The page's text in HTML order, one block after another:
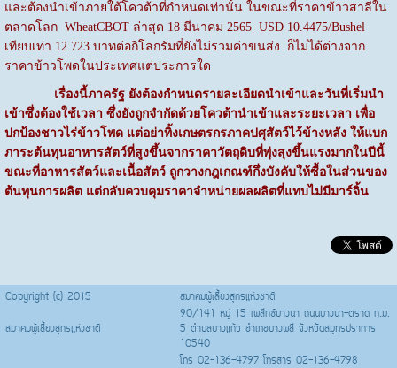
และต้องนำเข้าภายใต้โควต้าที่กำหนดเท่านั้น ในขณะที่ราคาข้าวสาลีใน
ตลาดโลก WheatCBOT ล่าสุด 18 มีนาคม 2565 USD 10.4475/Bushel
เทียบเท่า 12.723 บาทต่อกิโลกรัมที่ยังไม่รวมค่าขนส่ง ก็ไม่ได้ต่างจาก
ราคาข้าวโพดในประเทศแต่ประการใด
เรื่องนี้ภาครัฐ ยังต้องกำหนดรายละเอียดนำเข้าและวันที่เริ่มนำ
เข้าซึ่งต้องใช้เวลา ซึ่งยังถูกจำกัดด้วยโควต้านำเข้าและระยะเวลา เพื่อ
ปกป้องชาวไร่ข้าวโพด แต่อย่าทิ้งเกษตรกรภาคปศุสัตว์ไว้ข้างหลัง ให้แบก
ภาระต้นทุนอาหารสัตว์ที่สูงขึ้นจากราคาวัตถุดิบที่พุ่งสุงขึ้นแรงมากในปีนี้
ขณะที่อาหารสัตว์และเนื้อสัตว์ ถูกวางกฎเกณฑ์กึ่งบังคับให้ซื้อในส่วนของ
ต้นทุนการผลิต แต่กลับควบคุมราคาจำหน่ายผลผลิตที่แทบไม่มีมาร์จิ้น
Copyright (c) 2015 สมาคมผู้เลี้ยงสุกรแห่งชาติ
สมาคมผู้เลี้ยงสุกรแห่งชาติ
90/141 หมู่ 15 เพล๊กซ์บางนา ถนนบางนา-ตราด ก.ม.
5 ตำบลบางแก้ว อำเภอบางพลี จังหวัดสมุทรปราการ
10540
โทร 02-136-4797 โทรสาร 02-136-4798